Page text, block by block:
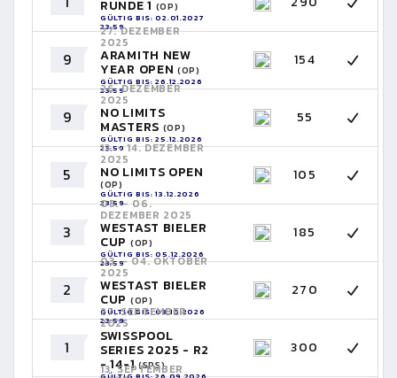
RUNDE 1 (OP)
GÜLTIG BIS: 02.01.2027
23:59
9
27. DEZEMBER
2025
ARAMITH NEW
YEAR OPEN (OP)
GÜLTIG BIS: 26.12.2026
23:59
154
9
26. DEZEMBER
2025
NO LIMITS
MASTERS (OP)
GÜLTIG BIS: 25.12.2026
23:59
55
5
13. - 14. DEZEMBER
2025
NO LIMITS OPEN
(OP)
GÜLTIG BIS: 13.12.2026
23:59
105
3
05. - 06.
DEZEMBER 2025
WESTAST BIELER
CUP (OP)
GÜLTIG BIS: 05.12.2026
23:59
185
2
03. - 04. OKTOBER
2025
WESTAST BIELER
CUP (OP)
GÜLTIG BIS: 03.10.2026
23:59
270
1
27. SEPTEMBER
2025
SWISSPOOL
SERIES 2025 - R2
- 14-1(SPS)
300
13. SEPTEMBER